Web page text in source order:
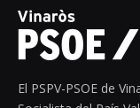
El PSPV-PSOE de